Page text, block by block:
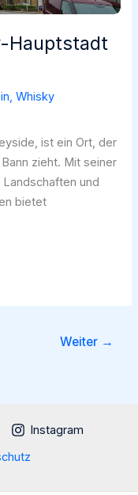
Hauptstadt
,Whisky
ist ein Ort, der
zieht. Mit seiner
und
bietet
Weiter →
Instagram